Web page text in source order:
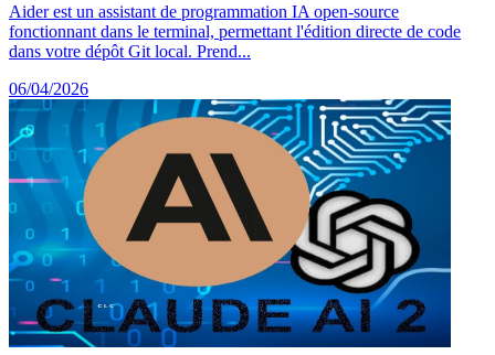
Aider est un assistant de programmation IA open-source
fonctionnant dans le terminal, permettant l'édition directe de code
dans votre dépôt Git local. Prend...
06/04/2026